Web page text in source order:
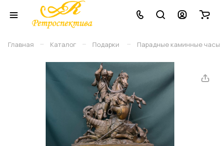
Главная – Каталог – Подарки – Парадные каминные